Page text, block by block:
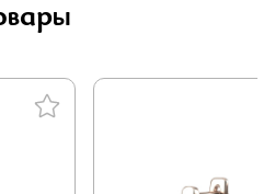
и согласен с условиями